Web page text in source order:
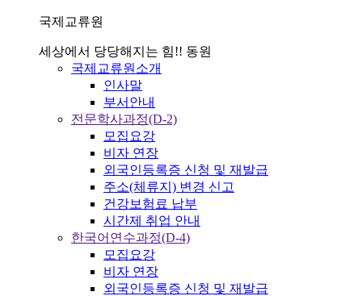
국제교류원
세상에서 당당해지는 힘!! 동원
국제교류원소개
인사말
부서안내
전문학사과정(D-2)
모집요강
비자 연장
외국인등록증 신청 및 재발급
주소(체류지) 변경 신고
건강보험료 납부
시간제 취업 안내
한국어연수과정(D-4)
모집요강
비자 연장
외국인등록증 신청 및 재발급